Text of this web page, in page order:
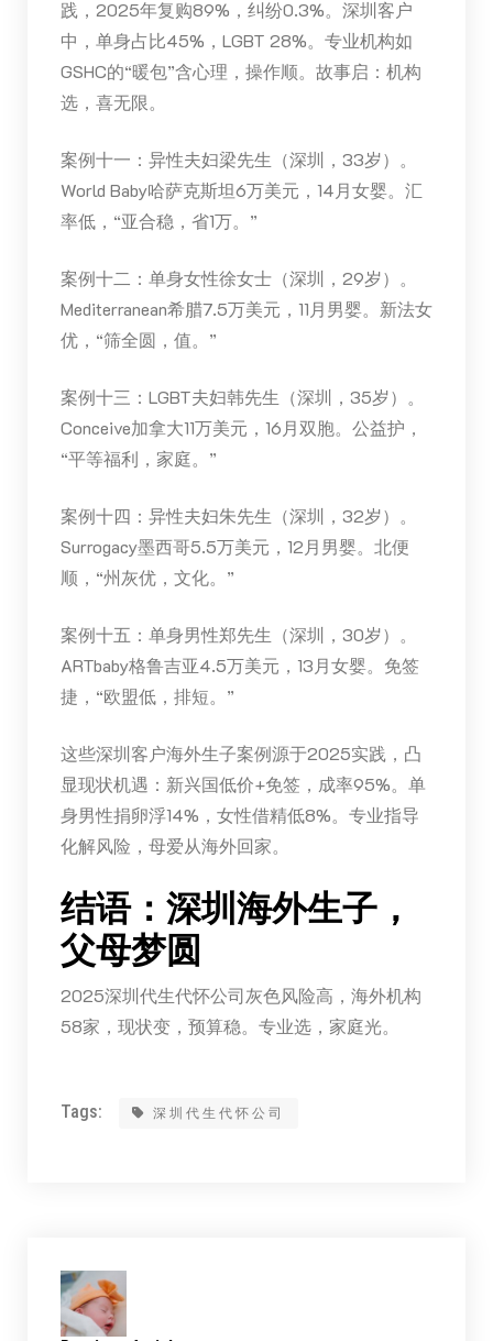
践，2025年复购89%，纠纷0.3%。深圳客户
中，单身占比45%，LGBT 28%。专业机构如
GSHC的“暖包”含心理，操作顺。故事启：机构
选，喜无限。
案例十一：异性夫妇梁先生（深圳，33岁）。
World Baby哈萨克斯坦6万美元，14月女婴。汇
率低，“亚合稳，省1万。”
案例十二：单身女性徐女士（深圳，29岁）。
Mediterranean希腊7.5万美元，11月男婴。新法女
优，“筛全圆，值。”
案例十三：LGBT夫妇韩先生（深圳，35岁）。
Conceive加拿大11万美元，16月双胞。公益护，
“平等福利，家庭。”
案例十四：异性夫妇朱先生（深圳，32岁）。
Surrogacy墨西哥5.5万美元，12月男婴。北便
顺，“州灰优，文化。”
案例十五：单身男性郑先生（深圳，30岁）。
ARTbaby格鲁吉亚4.5万美元，13月女婴。免签
捷，“欧盟低，排短。”
这些深圳客户海外生子案例源于2025实践，凸
显现状机遇：新兴国低价+免签，成率95%。单
身男性捐卵浮14%，女性借精低8%。专业指导
化解风险，母爱从海外回家。
结语：深圳海外生子，
父母梦圆
2025深圳代生代怀公司灰色风险高，海外机构
58家，现状变，预算稳。专业选，家庭光。
Tags: 深圳代生代怀公司